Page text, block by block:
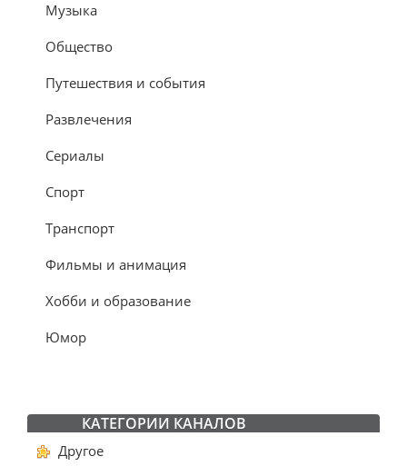
Музыка
Общество
Путешествия и события
Развлечения
Сериалы
Спорт
Транспорт
Фильмы и анимация
Хобби и образование
Юмор
КАТЕГОРИИ КАНАЛОВ
Другое